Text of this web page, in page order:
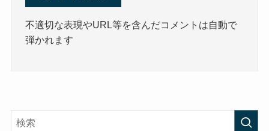
不適切な表現やURL等を含んだコメントは自動で
弾かれます